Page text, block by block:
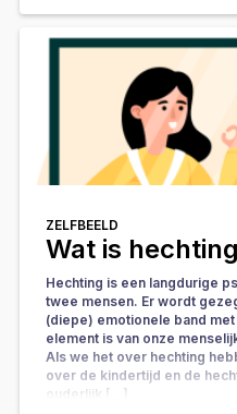
ZELFBEELD
Wat is
Hechting is een langdurige
twee mensen. Er wordt
(diepe) emotionele band
element is van onze
Als we het over hechting
over de kindertijd en de
ouderlijk […]